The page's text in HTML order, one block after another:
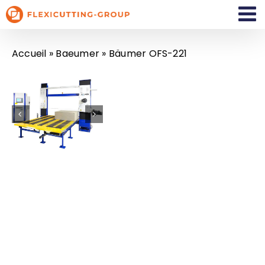
Passer
au
Accueil » Baeumer » Bäumer OFS-221